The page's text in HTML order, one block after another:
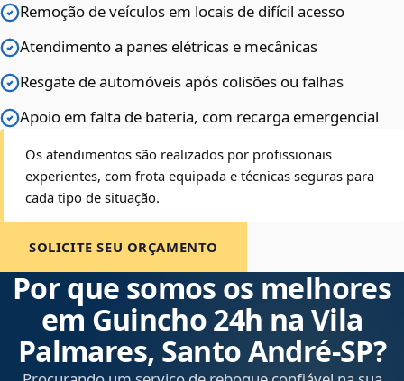
Remoção de veículos em locais de difícil acesso
Atendimento a panes elétricas e mecânicas
Resgate de automóveis após colisões ou falhas
Apoio em falta de bateria, com recarga emergencial
Os atendimentos são realizados por profissionais
experientes, com frota equipada e técnicas seguras para
cada tipo de situação.
SOLICITE SEU ORÇAMENTO
Por que somos os melhores
em Guincho 24h na Vila
Palmares, Santo André‑SP?